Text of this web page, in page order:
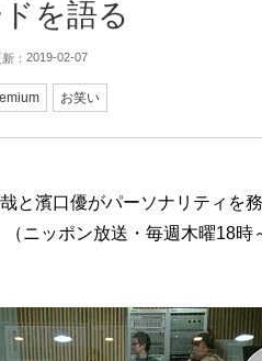
を語る
： 2019-02-07
お笑い
と濱口優がパーソナリティを
ニッポン放送・毎週木曜18時